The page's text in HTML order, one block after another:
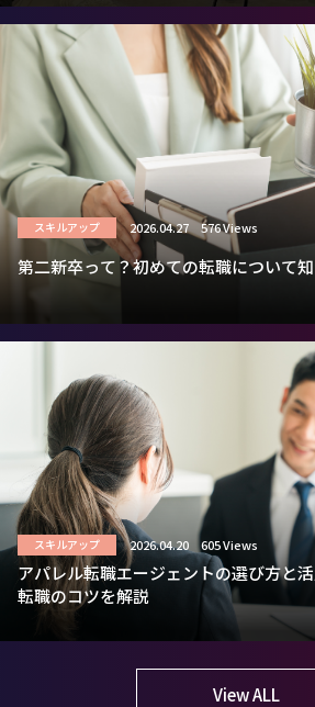
スキルアップ 2026.04.27 576 Views
第二新卒って？初めての転職について
スキルアップ 2026.04.20 605 Views
アパレル転職エージェントの選び方と
転職のコツを解説
View ALL